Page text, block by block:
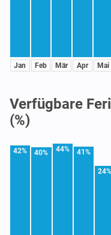
Jan Feb Mär Apr Mai
Verfügbare
(%)
42% 40% 44% 41%
24%